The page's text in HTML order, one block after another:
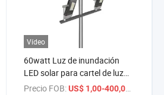
Vídeo
60watt Luz de inundación
LED solar para cartel de luz
solar
Precio FOB: US$ 1,00-400,00